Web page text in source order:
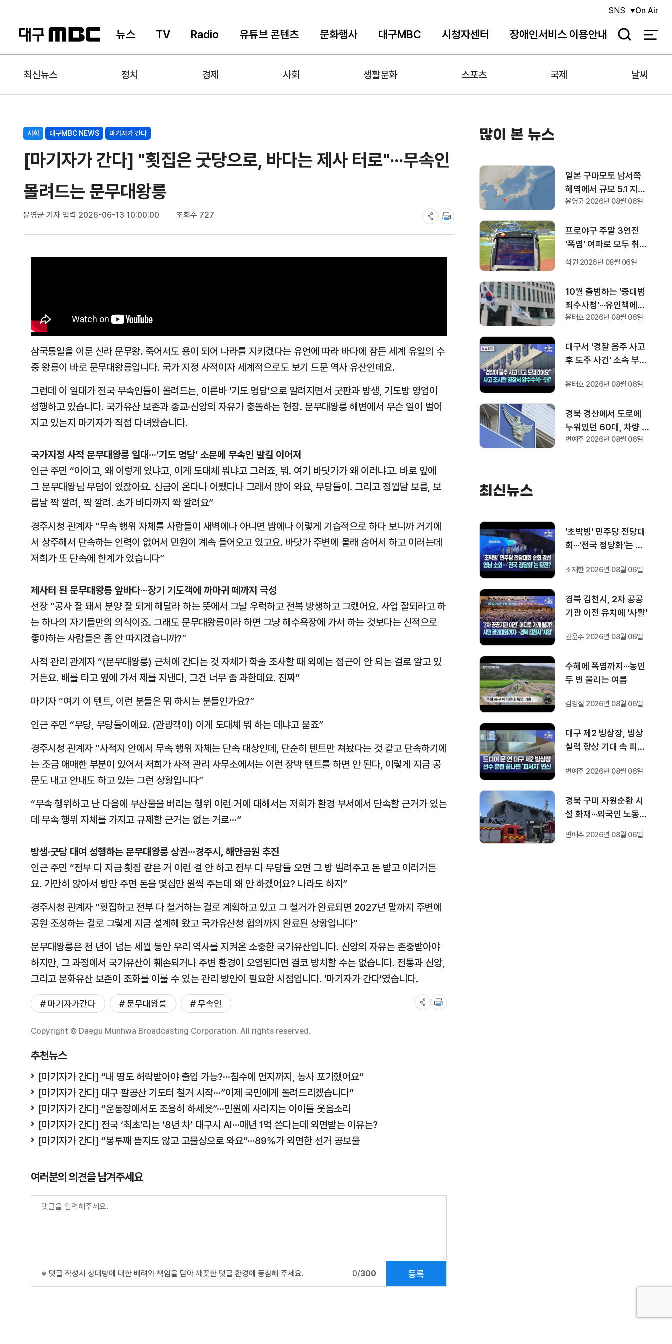
뉴스 TV Radio 유튜브 콘텐츠 문화행사 대구MBC 시청자센터 장애인서비스 이용안내
SNS On Air
검
최신뉴스 정치 경제 사회 생활문화 스포츠 국제 날씨
사회 대구MBC NEWS 마기자가 간다
[마기자가 간다] "횟집은 굿당으로, 바다는 제사 터로"···무속인
몰려드는 문무대왕릉
윤영균 기자입력 2026-06-13 10:00:00 조회수 727
삼국통일을 이룬 신라 문무왕. 죽어서도 용이 되어 나라를 지키겠다는 유언에 따라 바다에 잠든 세계 유일의 수
중 왕릉이 바로 문무대왕릉입니다. 국가 지정 사적이자 세계적으로도 보기 드문 역사 유산인데요.
그런데 이 일대가 전국 무속인들이 몰려드는, 이른바 '기도 명당'으로 알려지면서 굿판과 방생, 기도방 영업이
성행하고 있습니다. 국가유산 보존과 종교·신앙의 자유가 충돌하는 현장. 문무대왕릉 해변에서 무슨 일이 벌어
지고 있는지 마기자가 직접 다녀왔습니다.
국가지정 사적 문무대왕릉 일대···‘기도 명당’ 소문에 무속인 발길 이어져
인근 주민 “아이고, 왜 이렇게 있냐고, 이게 도대체 뭐냐고 그러죠, 뭐. 여기 바닷가가 왜 이러냐고. 바로 앞에
그 문무대왕님 무덤이 있잖아요. 신금이 온다나 어쨌다나 그래서 많이 와요, 무당들이. 그리고 정월달 보름, 보
름날 짝 깔려, 짝 깔려. 초가 바다까지 쫙 깔려요”
경주시청 관계자 “무속 행위 자체를 사람들이 새벽에나 아니면 밤에나 이렇게 기습적으로 하다 보니까 거기에
서 상주해서 단속하는 인력이 없어서 민원이 계속 들어오고 있고요. 바닷가 주변에 몰래 숨어서 하고 이러는데
저희가 또 단속에 한계가 있습니다”
제사터 된 문무대왕릉 앞바다···장기 기도객에 까마귀 떼까지 극성
선장 “공사 잘 돼서 분양 잘 되게 해달라 하는 뜻에서 그날 우럭하고 전복 방생하고 그랬어요. 사업 잘되라고 하
는 하나의 자기들만의 의식이죠. 그래도 문무대왕릉이라 하면 그냥 해수욕장에 가서 하는 것보다는 신적으로
좋아하는 사람들은 좀 안 따지겠습니까?”
사적 관리 관계자 “(문무대왕릉) 근처에 간다는 것 자체가 학술 조사할 때 외에는 접근이 안 되는 걸로 알고 있
거든요. 배를 타고 옆에 가서 제를 지낸다, 그건 너무 좀 과한데요. 진짜”
마기자 “여기 이 텐트, 이런 분들은 뭐 하시는 분들인가요?”
인근 주민 “무당, 무당들이에요. (관광객이) 이게 도대체 뭐 하는 데냐고 묻죠”
경주시청 관계자 “사적지 안에서 무속 행위 자체는 단속 대상인데, 단순히 텐트만 쳐놨다는 것 같고 단속하기에
는 조금 애매한 부분이 있어서 저희가 사적 관리 사무소에서는 이런 장박 텐트를 하면 안 된다, 이렇게 지금 공
문도 내고 안내도 하고 있는 그런 상황입니다”
“무속 행위하고 난 다음에 부산물을 버리는 행위 이런 거에 대해서는 저희가 환경 부서에서 단속할 근거가 있는
데 무속 행위 자체를 가지고 규제할 근거는 없는 거로···”
방생·굿당 대여 성행하는 문무대왕릉 상권···경주시, 해안공원 추진
인근 주민 “전부 다 지금 횟집 같은 거 이런 걸 안 하고 전부 다 무당들 오면 그 방 빌려주고 돈 받고 이러거든
요. 가만히 앉아서 방만 주면 돈을 몇십만 원씩 주는데 왜 안 하겠어요? 나라도 하지”
경주시청 관계자 “횟집하고 전부 다 철거하는 걸로 계획하고 있고 그 철거가 완료되면 2027년 말까지 주변에
공원 조성하는 걸로 그렇게 지금 설계해 왔고 국가유산청 협의까지 완료된 상황입니다”
문무대왕릉은 천 년이 넘는 세월 동안 우리 역사를 지켜온 소중한 국가유산입니다. 신앙의 자유는 존중받아야
하지만, 그 과정에서 국가유산이 훼손되거나 주변 환경이 오염된다면 결코 방치할 수는 없습니다. 전통과 신앙,
그리고 문화유산 보존이 조화를 이룰 수 있는 관리 방안이 필요한 시점입니다. '마기자가 간다'였습니다.
# 마기자가간다 # 문무대왕릉 # 무속인
Copyright © Daegu Munhwa Broadcasting Corporation. All rights reserved.
추천뉴스
[마기자가 간다] “내 땅도 허락받아야 출입 가능?···침수에 먼지까지, 농사 포기했어요”
[마기자가 간다] 대구 팔공산 기도터 철거 시작···”이제 국민에게 돌려드리겠습니다”
[마기자가 간다] “운동장에서도 조용히 하세욧”···민원에 사라지는 아이들 웃음소리
[마기자가 간다] 전국 ‘최초’라는 ‘8년 차’ 대구시 AI···매년 1억 쓴다는데 외면받는 이유는?
[마기자가 간다] “봉투째 뜯지도 않고 고물상으로 와요”···89%가 외면한 선거 공보물
여러분의 의견을 남겨주세요
※ 댓글 작성시 상대방에 대한 배려와 책임을 담아 깨끗한 댓글 환경에 동참해 주세요. 0/300 등록
많이 본 뉴스
일본 구마모토 남서쪽
해역에서 규모 5.1 지진
발생
윤영균 2026년 08월 06일
프로야구 주말 3연전
'폭염' 여파로 모두 취소
···다음 주 화요일부터 오
석원 2026년 08월 06일
10월 출범하는 '중대범
죄수사청'···유인책에도
검사들 반응 '미지근'
윤태호 2026년 08월 06일
대구서 '경찰 음주 사고
후 도주 사건' 소속 부서·
윤태호 2026년 08월 06일
경북 경산에서 도로에
누워있던 60대, 차량 2
대에 잇따라 치여 숨져
변예주 2026년 08월 06일
최신뉴스
'초박빙' 민주당 전당대
회···'전국 정당화'는 뒷
조재한 2026년 08월 06일
경북 김천시, 2차 공공
기관 이전 유치에 '사활'
권윤수 2026년 08월 06일
수해에 폭염까지···농민
두 번 울리는 여름
김경철 2026년 08월 06일
대구 제2 빙상장, 빙상
실력 향상 기대 속 피서
변예주 2026년 08월 06일
경북 구미 자원순환 시
설 화재···외국인 노동자
변예주 2026년 08월 06일